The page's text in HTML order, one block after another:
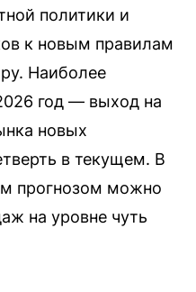
политики и
к новым правилам
Наиболее
год — выход на
новых
в текущем. В
прогнозом можно
на уровне чуть